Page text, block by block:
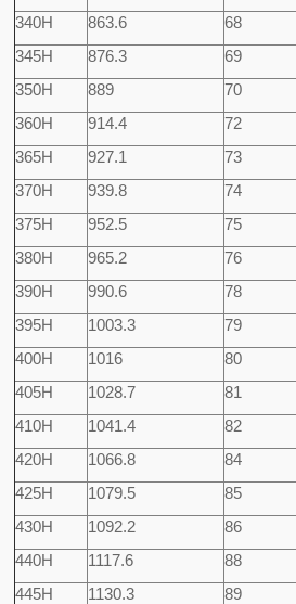
340H
863.6 68
345H
876.3 69
350H
889 70
360H
914.4 72
365H
927.1 73
370H
939.8 74
375H
952.5 75
380H
965.2 76
390H
990.6 78
395H
1003.3 79
400H
1016 80
405H
1028.7 81
410H
1041.4 82
420H
1066.8 84
425H
1079.5 85
430H
1092.2 86
440H
1117.6 88
445H
1130.3 89